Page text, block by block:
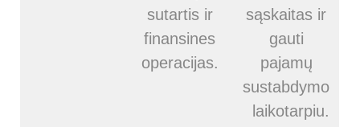
sutartis ir
finansines
operacijas.
sąskaitas ir
gauti
pajamų
sustabdymo
laikotarpiu.